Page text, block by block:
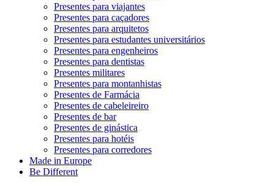
Presentes para viajantes
Presentes para caçadores
Presentes para arquitetos
Presentes para estudantes universitários
Presentes para engenheiros
Presentes para dentistas
Presentes militares
Presentes para montanhistas
Presentes de Farmácia
Presentes de cabeleireiro
Presentes de bar
Presentes de ginástica
Presentes para hotéis
Presentes para corredores
Made in Europe
Be Different